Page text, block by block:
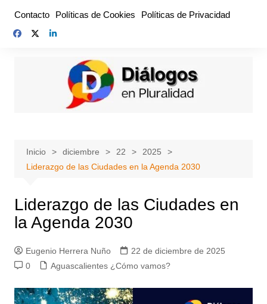
contenido
Contacto Políticas de Cookies Políticas de Privacidad
Inicio diciembre 22
2025
Liderazgo de las Ciudades en la Agenda 2030
Liderazgo de las Ciudades en
la Agenda 2030
Eugenio Herrera Nuño
22 de diciembre de 2025
0
Aguascalientes ¿Cómo vamos?